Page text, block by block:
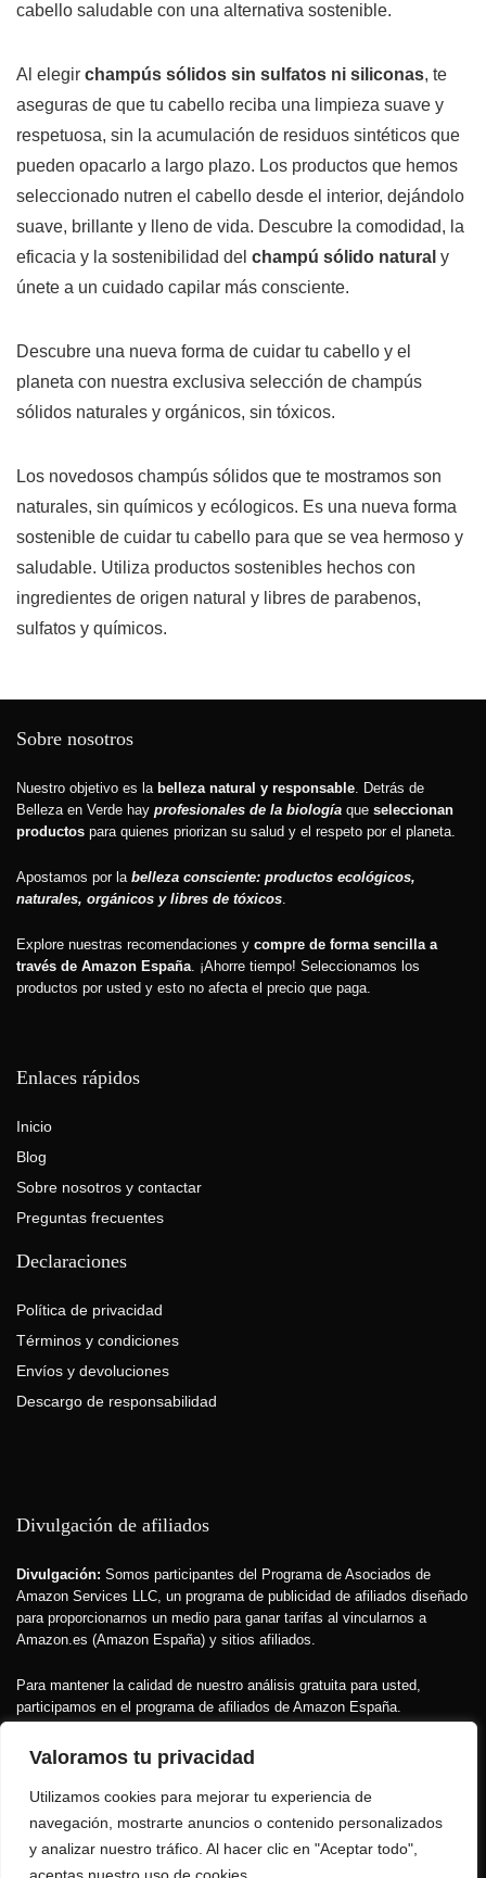
Valoramos tu privacidad
Utilizamos cookies para mejorar tu experiencia de
navegación, mostrarte anuncios o contenido personalizados
y analizar nuestro tráfico. Al hacer clic en "Aceptar todo",
cabello saludable con una alternativa sostenible.
Al elegir champús sólidos sin sulfatos ni siliconas, te
aseguras de que tu cabello reciba una limpieza suave y
respetuosa, sin la acumulación de residuos sintéticos que
pueden opacarlo a largo plazo. Los productos que hemos
seleccionado nutren el cabello desde el interior, dejándolo
suave, brillante y lleno de vida. Descubre la comodidad, la
eficacia y la sostenibilidad del champú sólido natural y
únete a un cuidado capilar más consciente.
Descubre una nueva forma de cuidar tu cabello y el
planeta con nuestra exclusiva selección de champús
sólidos naturales y orgánicos, sin tóxicos.
Los novedosos champús sólidos que te mostramos son
naturales, sin químicos y ecólogicos. Es una nueva forma
sostenible de cuidar tu cabello para que se vea hermoso y
saludable. Utiliza productos sostenibles hechos con
ingredientes de origen natural y libres de parabenos,
sulfatos y químicos.
Sobre nosotros
Nuestro objetivo es la belleza natural y responsable. Detrás de
Belleza en Verde hay profesionales de la biología que seleccionan
productos para quienes priorizan su salud y el respeto por el planeta.
Apostamos por la belleza consciente: productos ecológicos,
naturales, orgánicos y libres de tóxicos.
Explore nuestras recomendaciones y compre de forma sencilla a
través de Amazon España. ¡Ahorre tiempo! Seleccionamos los
productos por usted y esto no afecta el precio que paga.
Enlaces rápidos
Inicio
Blog
Sobre nosotros y contactar
Preguntas frecuentes
Declaraciones
Política de privacidad
Términos y condiciones
Envíos y devoluciones
Descargo de responsabilidad
Divulgación de afiliados
Divulgación: Somos participantes del Programa de Asociados de
Amazon Services LLC, un programa de publicidad de afiliados diseñado
para proporcionarnos un medio para ganar tarifas al vincularnos a
Amazon.es (Amazon España) y sitios afiliados.
Para mantener la calidad de nuestro análisis gratuita para usted,
participamos en el programa de afiliados de Amazon España.
enlaces.Esto no afecta el precio que usted paga
investigación que hacemos sobre los productos.
No fabricamos. No vendemos.Solo seleccionamos lo mejor para su
belleza y su salud porque amamos la belleza verde.